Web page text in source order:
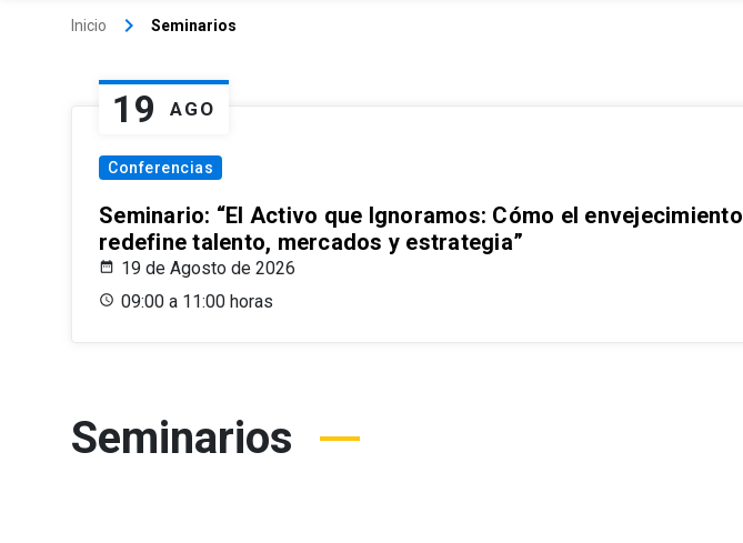
Inicio keyboard_arrow_right Seminarios
19 AGO
Conferencias
Seminario: “El Activo que Ignoramos: Cómo el envejecimiento
redefine talento, mercados y estrategia”
19 de Agosto de 2026
09:00 a 11:00 horas
Seminarios